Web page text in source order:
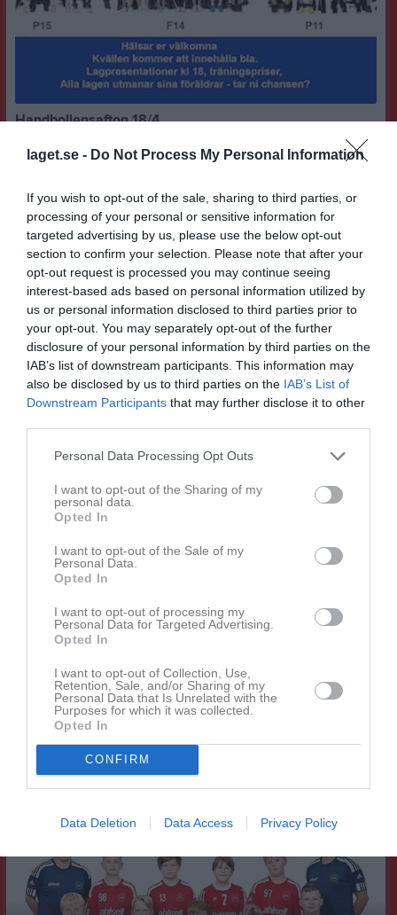
laget.se - Do Not Process My Personal Information
If you wish to opt-out of the sale, sharing to third parties, or
processing of your personal or sensitive information for
targeted advertising by us, please use the below opt-out
section to confirm your selection. Please note that after your
opt-out request is processed you may continue seeing
interest-based ads based on personal information utilized by
us or personal information disclosed to third parties prior to
your opt-out. You may separately opt-out of the further
disclosure of your personal information by third parties on the
IAB’s list of downstream participants. This information may
also be disclosed by us to third parties on the IAB’s List of
Downstream Participants that may further disclose it to other
Personal Data Processing Opt Outs
I want to opt-out of the Sharing of my
personal data.
Opted In
I want to opt-out of the Sale of my
Personal Data.
Opted In
I want to opt-out of processing my
Personal Data for Targeted Advertising.
Opted In
I want to opt-out of Collection, Use,
Retention, Sale, and/or Sharing of my
Personal Data that Is Unrelated with the
Purposes for which it was collected.
Opted In
CONFIRM
Data Deletion Data Access Privacy Policy
Handbollensafton 18/4
17.40 Samling spelare och ledare matchställ på för FP 5-15, FP2-4 tar lilla VM tröja om man har det. 18.oo Inmarch Lagpresentationer Träningspriser Föräldramatcher, alla lag utmanar sina föräldrar på match, ni antar väl utmaningen? Övrigt: Lotteri Precisionskastning med bandyboll från läktaren, 1 boll 20kr 6 bollar 100kr köp bollar i entrén när ni kommer. Välkomna!
P14 födda 2010-12 4 apr 2024 0
Träningstider i veckan
P14 födda 2010-12 2 jan 2024 0
Visa fler nyheter
Logga in och ladda upp ert första klipp